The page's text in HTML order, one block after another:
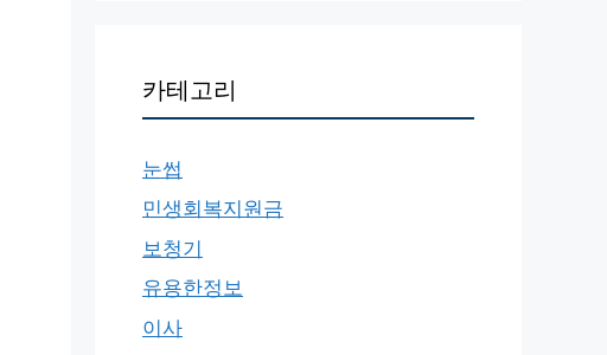
카테고리
눈썹
민생회복지원금
보청기
유용한정보
이사